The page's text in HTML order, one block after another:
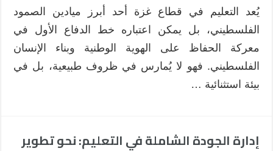
مغلقة
يُعد التعليم في قطاع غزة أحد أبرز ميادين الصمود
الفلسطيني، بل يمكن اعتباره خط الدفاع الأول في
معركة الحفاظ على الهوية الوطنية وبناء الإنسان
الفلسطيني. فهو لا يُمارس في ظروف طبيعية، بل في
بيئة استثنائية …
إدارة الجودة الشاملة في التعليم: نحو تطوير